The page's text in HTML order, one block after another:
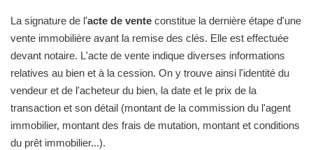
La signature de l'acte de vente constitue la dernière étape d'une
vente immobilière avant la remise des clés. Elle est effectuée
devant notaire. L'acte de vente indique diverses informations
relatives au bien et à la cession. On y trouve ainsi l'identité du
vendeur et de l'acheteur du bien, la date et le prix de la
transaction et son détail (montant de la commission du l'agent
immobilier, montant des frais de mutation, montant et conditions
du prêt immobilier...).